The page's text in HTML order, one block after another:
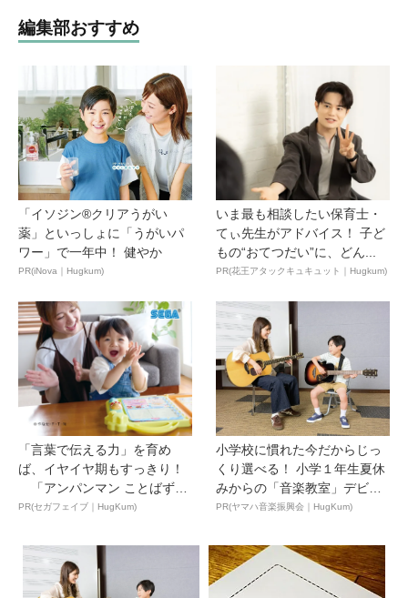
編集部おすすめ
「イソジン®クリアうがい
薬」といっしょに「うがいパ
ワー」で一年中！ 健やか
PR(iNova｜Hugkum)
いま最も相談したい保育士・
てぃ先生がアドバイス！ 子ど
もの“おてつだい”に、どん...
PR(花王アタックキュキュット｜Hugkum)
「言葉で伝える力」を育め
ば、イヤイヤ期もすっきり！
「アンパンマン ことばずか
ん...
PR(セガフェイブ｜HugKum)
小学校に慣れた今だからじっ
くり選べる！ 小学１年生夏休
みからの「音楽教室」デビ
ュ...
PR(ヤマハ音楽振興会｜HugKum)